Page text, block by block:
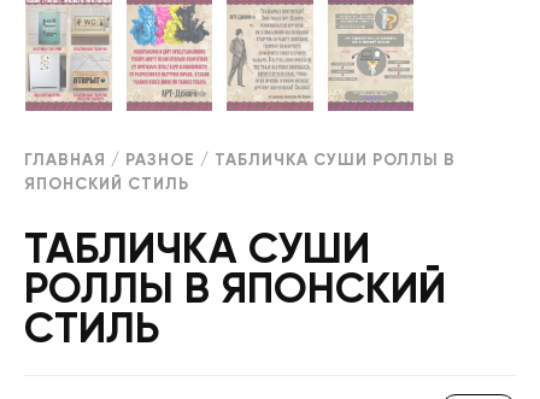
ГЛАВНАЯ / РАЗНОЕ / ТАБЛИЧКА СУШИ РОЛЛЫ В
ЯПОНСКИЙ СТИЛЬ
ТАБЛИЧКА СУШИ
РОЛЛЫ В ЯПОНСКИЙ
СТИЛЬ